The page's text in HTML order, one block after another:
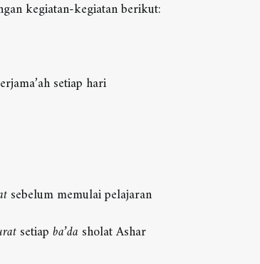
kegiatan-kegiatan berikut:
setiap hari
sebelum memulai pelajaran
setiapba’da sholat Ashar